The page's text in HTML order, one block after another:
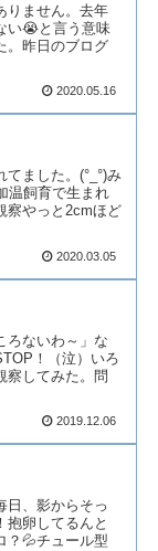
りません。去年
い😭と言う意味
。昨日のブログ
2020.05.16
ました。(°_°)み
温飼育で生まれ
察やっと2cmほど
2020.03.05
ろないわ～」な
！（泣）いろ
察してみた。問
2019.12.06
日、影からそっ
抱卵してるんと
？💦チュール型